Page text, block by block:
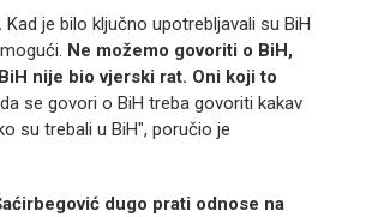
Kad je bilo ključno upotrebljavali su BiH
Ne možemo govoriti o BiH,
nije bio vjerski rat. Oni koji to
se govori o BiH treba govoriti kakav
su trebali u BiH", poručio je
dugo prati odnose na